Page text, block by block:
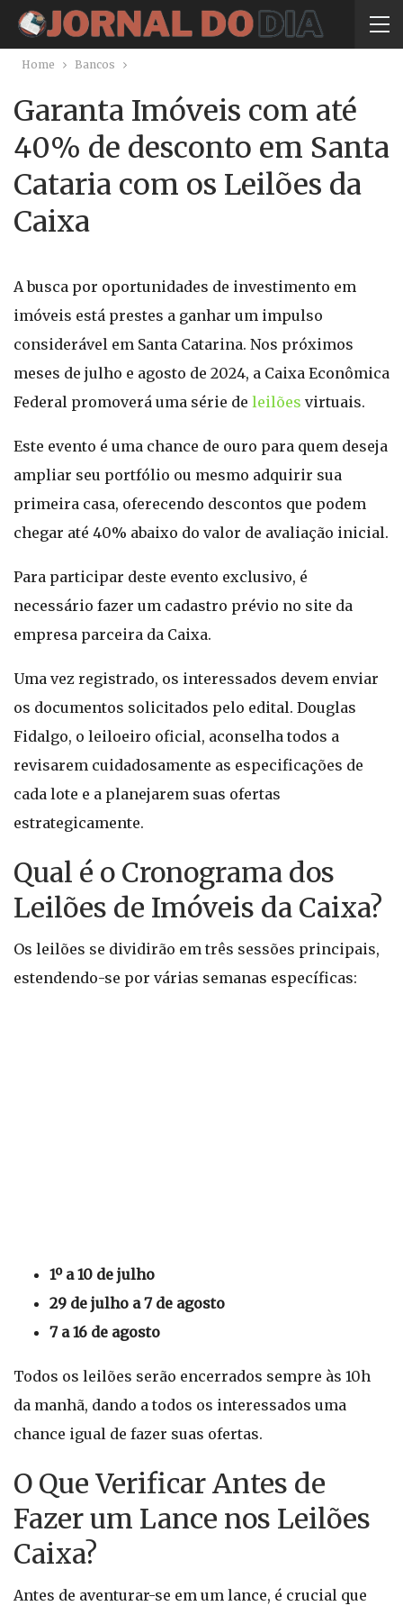
Home Bancos
Garanta Imóveis com até
40% de desconto em Santa
Cataria com os Leilões da
Caixa
A busca por oportunidades de investimento em
imóveis está prestes a ganhar um impulso
considerável em Santa Catarina. Nos próximos
meses de julho e agosto de 2024, a Caixa Econômica
Federal promoverá uma série de leilões virtuais.
Este evento é uma chance de ouro para quem deseja
ampliar seu portfólio ou mesmo adquirir sua
primeira casa, oferecendo descontos que podem
chegar até 40% abaixo do valor de avaliação inicial.
Para participar deste evento exclusivo, é
necessário fazer um cadastro prévio no site da
empresa parceira da Caixa.
Uma vez registrado, os interessados devem enviar
os documentos solicitados pelo edital. Douglas
Fidalgo, o leiloeiro oficial, aconselha todos a
revisarem cuidadosamente as especificações de
cada lote e a planejarem suas ofertas
estrategicamente.
Qual é o Cronograma dos
Leilões de Imóveis da Caixa?
Os leilões se dividirão em três sessões principais,
estendendo-se por várias semanas específicas:
1º a 10 de julho
29 de julho a 7 de agosto
7 a 16 de agosto
Todos os leilões serão encerrados sempre às 10h
da manhã, dando a todos os interessados uma
chance igual de fazer suas ofertas.
O Que Verificar Antes de
Fazer um Lance nos Leilões
Caixa?
Antes de aventurar-se em um lance, é crucial que